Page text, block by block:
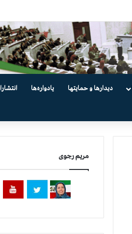
دیدارها و حمایتها یادواره‌ها
مریم رجوی